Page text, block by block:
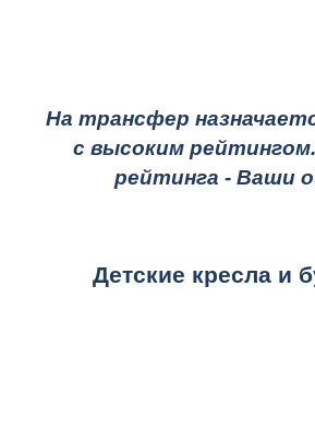
На трансфер
с высоким
рейтинга - Ваши
Детские кресла и